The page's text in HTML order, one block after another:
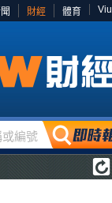
財經 體育 Viu
編號